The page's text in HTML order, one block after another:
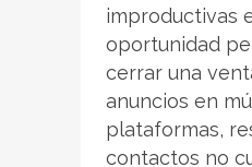
improductivas
oportunidad
cerrar una
anuncios en
plataformas,
contactos no